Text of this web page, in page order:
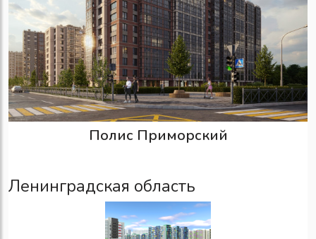
Полис Приморский
Ленинградская область